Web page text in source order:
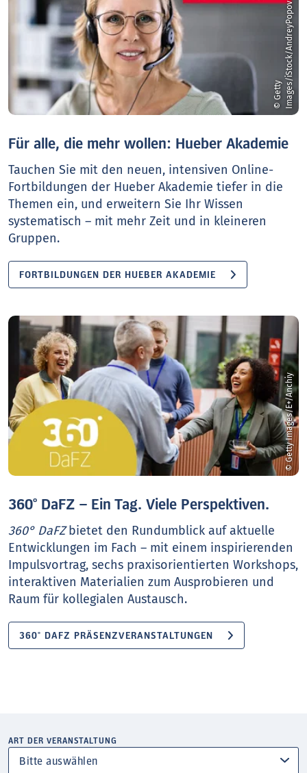
©
G
e
t
t
y
I
m
a
g
e
s
/
i
S
t
o
c
k
/
A
n
d
r
e
y
P
o
p
ov
Für alle, die mehr wollen: Hueber Akademie
Tauchen Sie mit den neuen, intensiven Online-
Fortbildungen der Hueber Akademie tiefer in die
Themen ein, und erweitern Sie Ihr Wissen
systematisch – mit mehr Zeit und in kleineren
Gruppen.
FORTBILDUNGEN DER HUEBER AKADEMIE
© Getty Images/E+/Anchiy
360° DaFZ – Ein Tag. Viele Perspektiven.
360° DaFZbietet den Rundumblick auf aktuelle
Entwicklungen im Fach – mit einem inspirierenden
Impulsvortrag, sechs praxisorientierten Workshops,
interaktiven Materialien zum Ausprobieren und
Raum für kollegialen Austausch.
360° DAFZ PRÄSENZVERANSTALTUNGEN
ART DER VERANSTALTUNG